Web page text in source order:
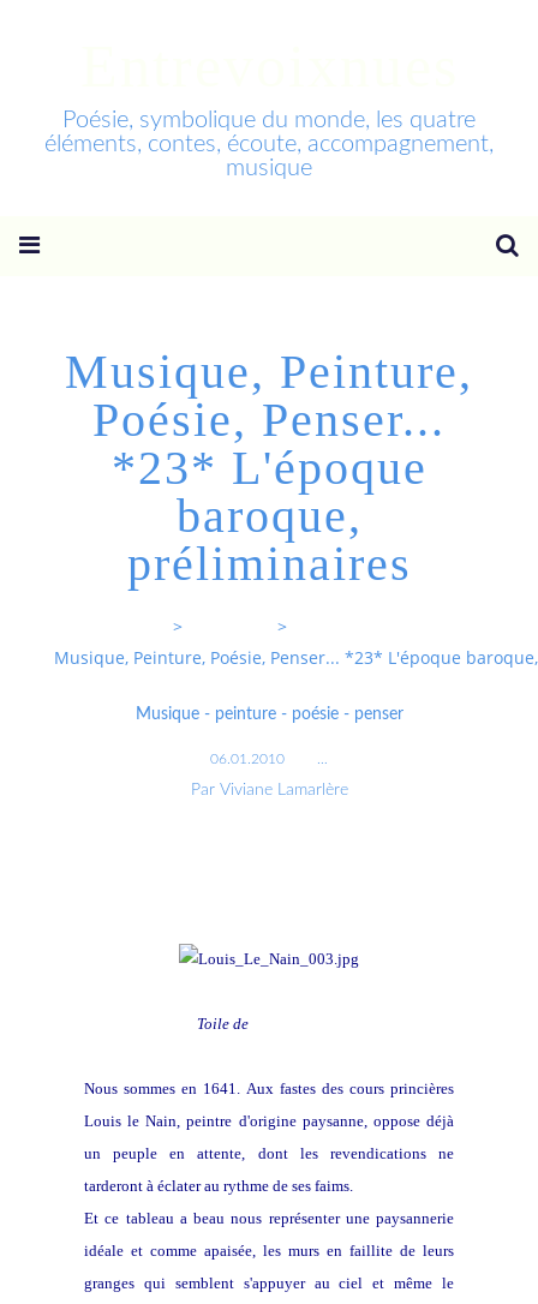
Poésie, symbolique du monde, les quatre
éléments, contes, écoute, accompagnement,
musique
Musique, Peinture,
Poésie, Penser...
*23* L'époque
baroque,
préliminaires
>
>
Musique, Peinture, Poésie, Penser... *23* L'époque
Musique - peinture - poésie - penser
06.01.2010
Par Viviane Lamarlère
Toile de
Nous sommes en 1641. Aux fastes des cours princières
Louis le Nain, peintre d'origine paysanne, oppose déjà
un peuple en attente, dont les revendications ne
tarderont à éclater au rythme de ses faims.
Et ce tableau a beau nous représenter une paysannerie
idéale et comme apaisée, les murs en faillite de leurs
granges qui semblent s'appuyer au ciel et même le